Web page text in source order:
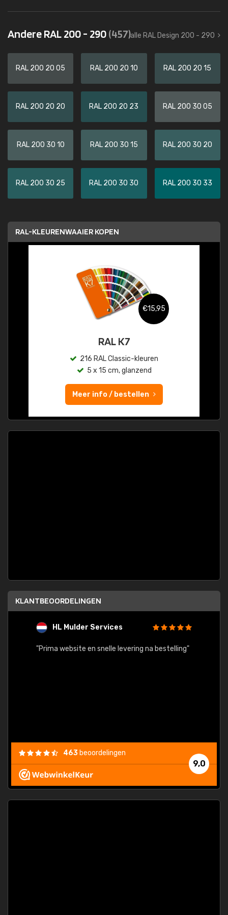
Andere RAL 200 - 290(457)alle RAL Design 200 - 290
RAL 200 20 05 RAL 200 20 10 RAL 200 20 15
RAL 200 20 20 RAL 200 20 23 RAL 200 30 05
RAL 200 30 10 RAL 200 30 15 RAL 200 30 20
RAL 200 30 25 RAL 200 30 30 RAL 200 30 33
RAL-KLEURENWAAIER KOPEN
€15,95
RAL K7
216 RAL Classic-kleuren
5 x 15 cm, glanzend
Meer info / bestellen
KLANTBEOORDELINGEN
HL Mulder Services
"Prima website en snelle levering na bestelling"
9,0
463 beoordelingen